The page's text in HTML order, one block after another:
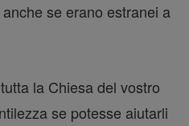
se erano estranei a
la Chiesa del vostro
se potesse aiutarli